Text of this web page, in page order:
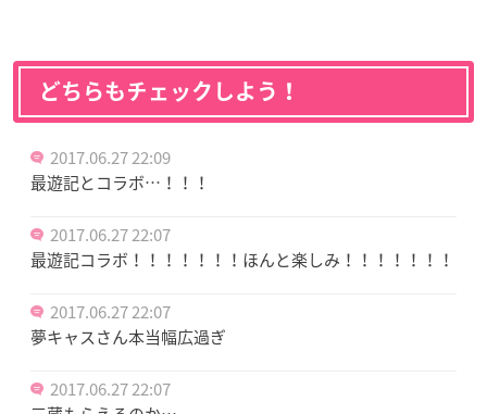
どちらもチェックしよう！
2017.06.27 22:09
最遊記とコラボ…！！！
2017.06.27 22:07
最遊記コラボ！！！！！！！ほんと楽しみ！！！！！！！
2017.06.27 22:07
夢キャスさん本当幅広過ぎ
2017.06.27 22:07